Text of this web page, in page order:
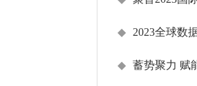
◆ 2023全球数
◆ 蓄势聚力 赋